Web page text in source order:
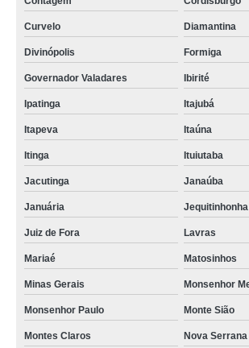
Curvelo Diamantina
Divinópolis Formiga
Governador Valadares Ibirité
Ipatinga Itajubá
Itapeva Itaúna
Itinga Ituiutaba
Jacutinga Janaúba
Januária Jequitinhonha
Juiz de Fora Lavras
Mariaé Matosinhos
Minas Gerais Monsenhor
Monsenhor Paulo Monte Sião
Montes Claros Nova Serrana